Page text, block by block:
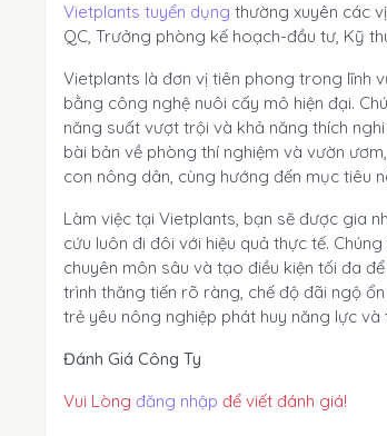
Vietplants tuyển dụng thường xuyên các
QC, Trưởng phòng kế hoạch-đầu tư, Kỹ
Vietplants là đơn vị tiên phong trong lĩnh
bằng công nghệ nuôi cấy mô hiện đại.
năng suất vượt trội và khả năng thích
bài bản về phòng thí nghiệm và vườn
con nông dân, cùng hướng đến mục tiêu
Làm việc tại Vietplants, bạn sẽ được gia
cứu luôn đi đôi với hiệu quả thực tế.
chuyên môn sâu và tạo điều kiện tối đa
trình thăng tiến rõ ràng, chế độ đãi ngộ
trẻ yêu nông nghiệp phát huy năng lực và
Đánh Giá Công Ty
Vui Lòng đăng nhập để viết đánh giá!